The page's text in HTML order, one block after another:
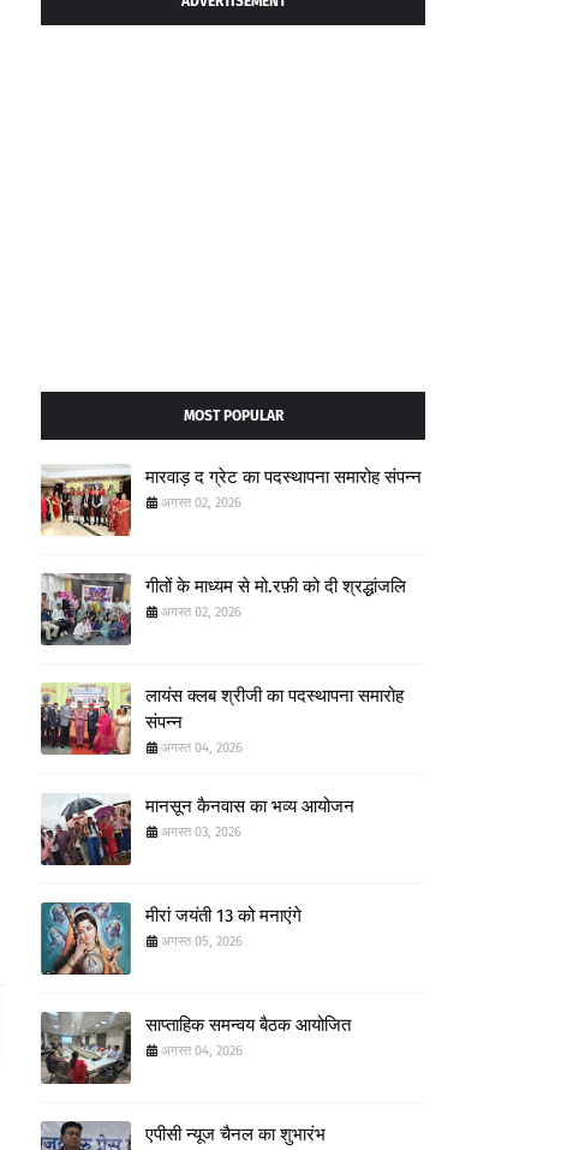
MOST POPULAR
मारवाड़ द ग्रेट का पदस्थापना समारोह संपन्न
अगस्त 02, 2026
गीतों के माध्यम से मो.रफ़ी को दी श्रद्धांजलि
अगस्त 02, 2026
लायंस क्लब श्रीजी का पदस्थापना समारोह
संपन्न
अगस्त 04, 2026
मानसून कैनवास का भव्य आयोजन
अगस्त 03, 2026
मीरां जयंती 13 को मनाएंगे
अगस्त 05, 2026
साप्ताहिक समन्वय बैठक आयोजित
अगस्त 04, 2026
एपीसी न्यूज चैनल का शुभारंभ